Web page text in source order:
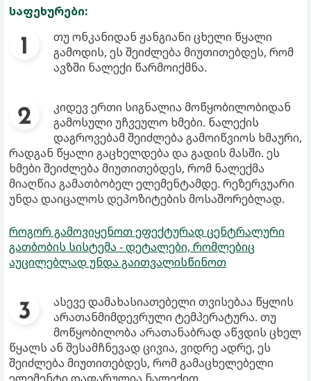
საფეხურები:
თუ ონკანიდან ჟანგიანი ცხელი წყალი
გამოდის, ეს შეიძლება მიუთითებდეს, რომ
ავზში ნალექი წარმოიქმნა.
კიდევ ერთი სიგნალია მოწყობილობიდან
გამოსული უჩვეულო ხმები. ნალექის
დაგროვებამ შეიძლება გამოიწვიოს ხმაური,
რადგან წყალი გაცხელდება და გადის მასში. ეს
ხმები შეიძლება მიუთითებდეს, რომ ნალექმა
მიაღწია გამათბობელ ელემენტამდე. რეზერვუარი
უნდა დაიცალოს დეპოზიტების მოსაშორებლად.
როგორ გამოვიყენოთ ეფექტურად ცენტრალური
გათბობის სისტემა - დეტალები, რომლებიც
აუცილებლად უნდა გაითვალისწინოთ
ასევე დამახასიათებელი თვისებაა წყლის
არათანმიმდევრული ტემპერატურა. თუ
მოწყობილობა არათანაბრად აწვდის ცხელ
წყალს ან შესამჩნევად ცივია, ვიდრე ადრე, ეს
შეიძლება მიუთითებდეს, რომ გამაცხელებელი